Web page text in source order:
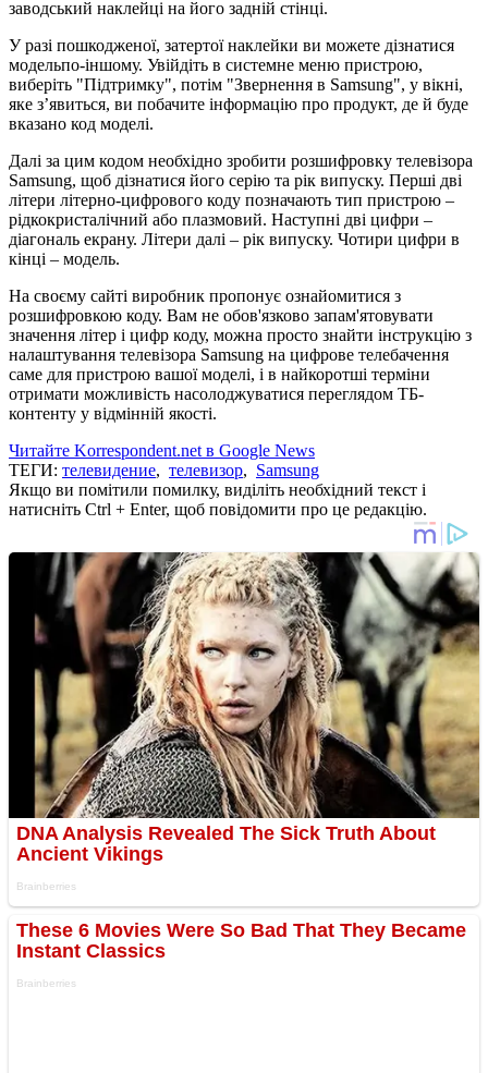
заводський наклейці на його задній стінці.
У разі пошкодженої, затертої наклейки ви можете дізнатися
модельпо-іншому. Увійдіть в системне меню пристрою,
виберіть "Підтримку", потім "Звернення в Samsung", у вікні,
яке з’явиться, ви побачите інформацію про продукт, де й буде
вказано код моделі.
Далі за цим кодом необхідно зробити розшифровку телевізора
Samsung, щоб дізнатися його серію та рік випуску. Перші дві
літери літерно-цифрового коду позначають тип пристрою –
рідкокристалічний або плазмовий. Наступні дві цифри –
діагональ екрану. Літери далі – рік випуску. Чотири цифри в
кінці – модель.
На своєму сайті виробник пропонує ознайомитися з
розшифровкою коду. Вам не обов'язково запам'ятовувати
значення літер і цифр коду, можна просто знайти інструкцію з
налаштування телевізора Samsung на цифрове телебачення
саме для пристрою вашої моделі, і в найкоротші терміни
отримати можливість насолоджуватися переглядом ТБ-
контенту у відмінній якості.
Читайте Korrespondent.net в Google News
ТЕГИ: телевидение, телевизор, Samsung
Якщо ви помітили помилку, виділіть необхідний текст і
натисніть Ctrl + Enter, щоб повідомити про це редакцію.